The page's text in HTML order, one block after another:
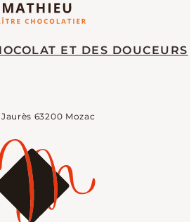
ET DES DOUCEURS
63200 Mozac